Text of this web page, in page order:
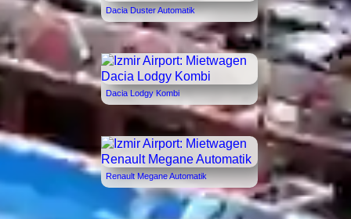
Dacia Duster Automatik
Dacia Lodgy Kombi
Renault Megane Automatik